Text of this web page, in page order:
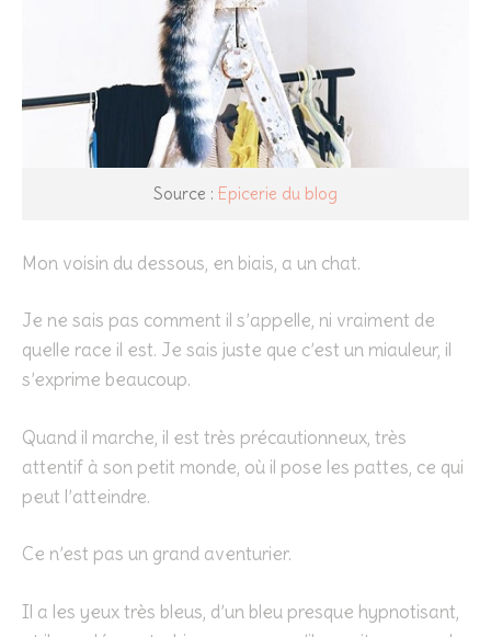
Source : Epicerie du blog
Mon voisin du dessous, en biais, a un chat.
Je ne sais pas comment il s’appelle, ni vraiment de
quelle race il est. Je sais juste que c’est un miauleur, il
s’exprime beaucoup.
Quand il marche, il est très précautionneux, très
attentif à son petit monde, où il pose les pattes, ce qui
peut l’atteindre.
Ce n’est pas un grand aventurier.
Il a les yeux très bleus, d’un bleu presque hypnotisant,